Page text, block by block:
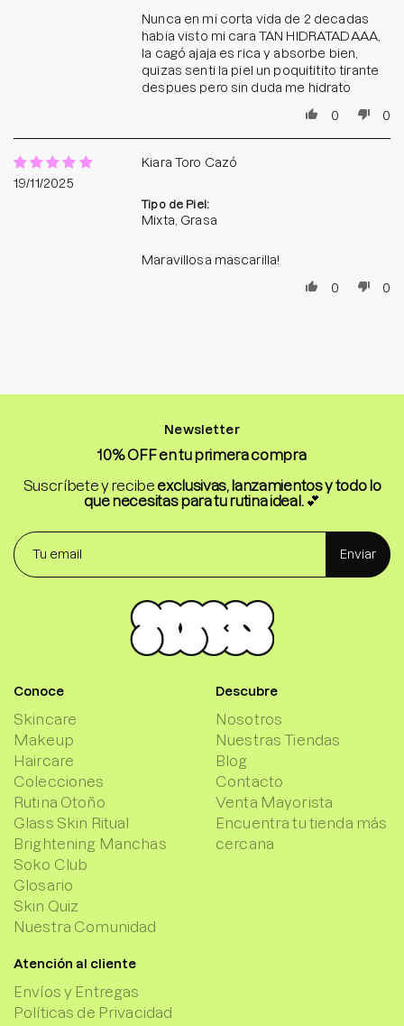
Nunca en mi corta vida de 2 decadas
habia visto mi cara TAN HIDRATADAAA,
la cagó ajaja es rica y absorbe bien,
quizas senti la piel un poquititito tirante
despues pero sin duda me hidrato
0
0
19/11/2025
Kiara Toro Cazó
Tipo de Piel:
Mixta, Grasa
Maravillosa mascarilla!
0
0
Newsletter
10% OFF en tu primera compra
Suscríbete y recibeexclusivas, lanzamientos y todo lo
que necesitas para tu rutina ideal.💕
Enviar
Conoce
Skincare
Makeup
Haircare
Colecciones
Rutina Otoño
Glass Skin Ritual
Brightening Manchas
Soko Club
Glosario
Skin Quiz
Nuestra Comunidad
Descubre
Nosotros
Nuestras Tiendas
Blog
Contacto
Venta Mayorista
Encuentra tu tienda más
cercana
Atención al cliente
Envíos y Entregas
Políticas de Privacidad